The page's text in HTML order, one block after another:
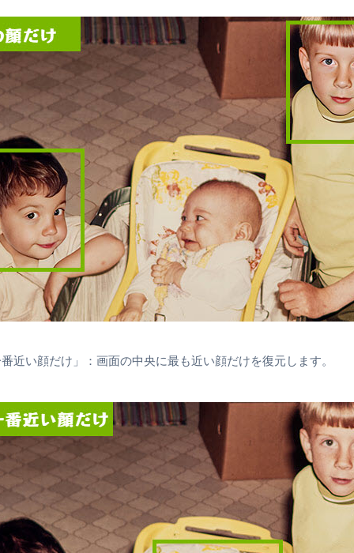
近い顔だけ」：画面の中央に最も近い顔だけを復元します。